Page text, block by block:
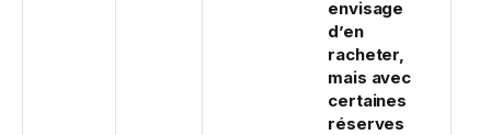
envisage
d’en
racheter,
mais avec
certaines
réserves